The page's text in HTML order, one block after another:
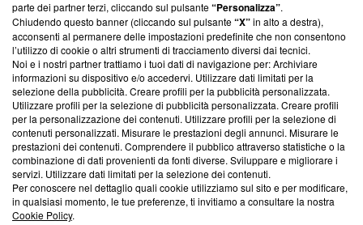
Su di noi
Team editoriale
Corporate
Redazione
Informativa Privacy
Cookie Policy
Blasting SA, IDI CHE-247.845.224, Via Carlo Frasca, 3 - 6900
Lugano (Svizzera) Tel:+39 0690258937
parte dei partner terzi, cliccando sul pulsante“Personalizza”.
Chiudendo questo banner (cliccando sul pulsante“X”in alto a destra),
acconsenti al permanere delle impostazioni predefinite che non consentono
l’utilizzo di cookie o altri strumenti di tracciamento diversi dai tecnici.
Noi e i nostri partner trattiamo i tuoi dati di navigazione per: Archiviare
informazioni su dispositivo e/o accedervi. Utilizzare dati limitati per la
selezione della pubblicità. Creare profili per la pubblicità personalizzata.
Utilizzare profili per la selezione di pubblicità personalizzata. Creare profili
per la personalizzazione dei contenuti. Utilizzare profili per la selezione di
contenuti personalizzati. Misurare le prestazioni degli annunci. Misurare le
prestazioni dei contenuti. Comprendere il pubblico attraverso statistiche o la
combinazione di dati provenienti da fonti diverse. Sviluppare e migliorare i
servizi. Utilizzare dati limitati per la selezione dei contenuti.
Per conoscere nel dettaglio quali cookie utilizziamo sul sito e per modificare,
in qualsiasi momento, le tue preferenze, ti invitiamo a consultare la nostra
Cookie Policy.